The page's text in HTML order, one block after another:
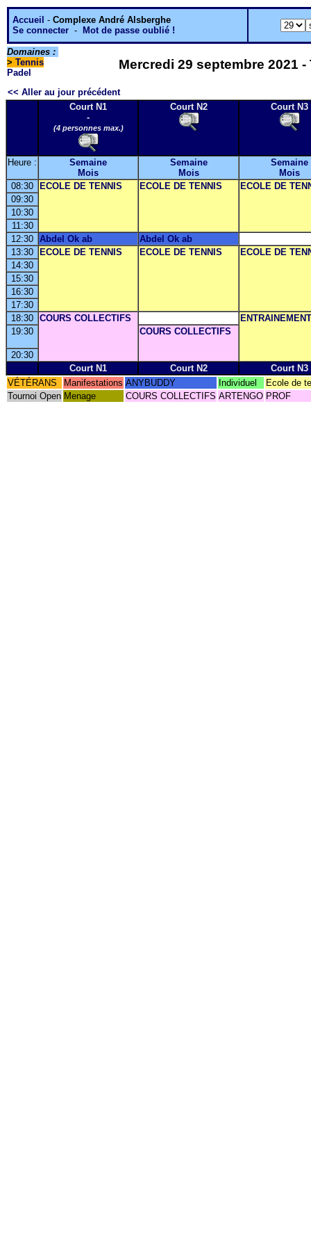
Accueil - Complexe André Alsberghe
Se connecter - Mot de passe oublié !
Domaines :
> Tennis
Padel
Mercredi 29 septembre 2021
<< Aller au jour précédent
Court N1
-
(4 personnes max.)
Court N2 Court N3
Heure :
Semaine
Mois
Semaine
Mois
Semaine
Mois
08:30
ECOLE DE TENNIS ECOLE DE TENNIS
ECOLE DE
09:30
10:30
11:30
12:30 Abdel Ok ab
Abdel Ok ab
13:30
ECOLE DE TENNIS ECOLE DE TENNIS
ECOLE DE
14:30
15:30
16:30
17:30
18:30 COURS COLLECTIFS
ENTRAINEMENT
19:30
COURS COLLECTIFS
20:30
Court N1
Court N2
Court N3
VÉTÉRANS
Manifestations ANYBUDDY Individuel
Ecole de
Tournoi Open Menage COURS COLLECTIFS ARTENGO PROF